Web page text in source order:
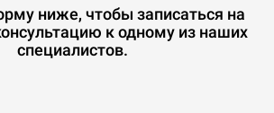
ниже, чтобы записаться на
к одному из наших
специалистов.